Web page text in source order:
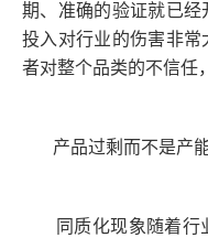
期、准确的验证就已
投入对行业的伤害非
者对整个品类的不信任
产品过剩而不是产能
同质化现象随着行